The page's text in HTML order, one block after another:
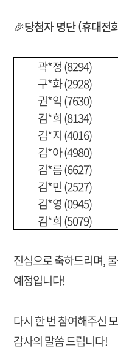
🎉당첨자 명단 (휴대전
곽*정 (8294)
구*화 (2928)
권*익 (7630)
김*희 (8134)
김*지 (4016)
김*아 (4980)
김*름 (6627)
김*민 (2527)
김*영 (0945)
김*희 (5079)
진심으로 축하드리며,
예정입니다!
다시 한 번 참여해주신
감사의 말씀 드립니다!